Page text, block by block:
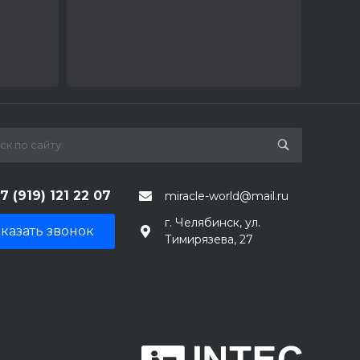
(919) 121 22 07 miracle-world@mail.ru
звонок
г. Челябинск, ул.
Тимирязева, 27